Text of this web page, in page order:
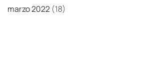
marzo 2022 (18)